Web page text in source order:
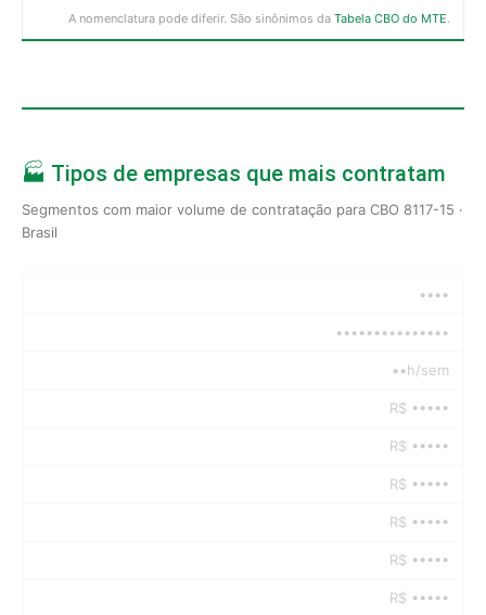
A nomenclatura pode diferir. São sinônimos da Tabela CBO do MTE.
🏭 Tipos de empresas que mais contratam
Segmentos com maior volume de contratação para CBO 8117-15 ·
Brasil
••••
•••••••••••••••
••h/sem
R$ •••••
R$ •••••
R$ •••••
R$ •••••
R$ •••••
R$ •••••